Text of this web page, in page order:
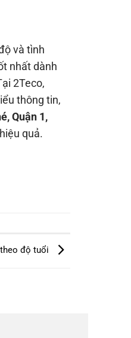
và tình
nhất dành
2Teco,
thông tin,
Quận 1,
quả.
độ tuổi